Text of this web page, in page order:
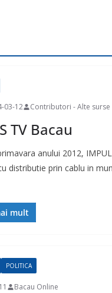
03-12 Contributori - Alte surse
TV Bacau
anului 2012,
distributie prin cablu in
mult
POLITICA
Bacau Online